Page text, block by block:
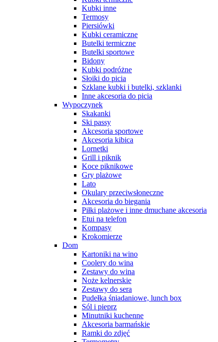
Kubki inne
Termosy
Piersiówki
Kubki ceramiczne
Butelki termiczne
Butelki sportowe
Bidony
Kubki podróżne
Słoiki do picia
Szklane kubki i butelki, szklanki
Inne akcesoria do picia
Wypoczynek
Skakanki
Ski passy
Akcesoria sportowe
Akcesoria kibica
Lornetki
Grill i piknik
Koce piknikowe
Gry plażowe
Lato
Okulary przeciwsłoneczne
Akcesoria do biegania
Piłki plażowe i inne dmuchane akcesoria
Etui na telefon
Kompasy
Krokomierze
Dom
Kartoniki na wino
Coolery do wina
Zestawy do wina
Noże kelnerskie
Zestawy do sera
Pudełka śniadaniowe, lunch box
Sól i pieprz
Minutniki kuchenne
Akcesoria barmańskie
Ramki do zdjęć